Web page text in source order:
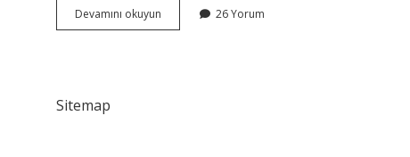
Devamını okuyun Zayıflamak
Için
26 Yorum
Sitemap